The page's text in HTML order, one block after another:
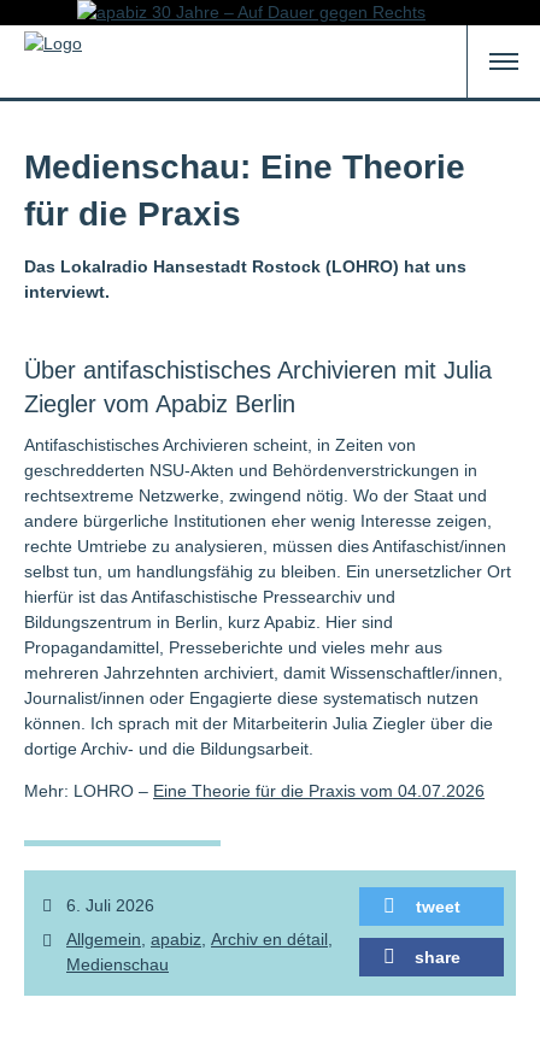
Medienschau: Eine Theorie
für die Praxis
Das Lokalradio Hansestadt Rostock (LOHRO) hat uns
interviewt.
Über antifaschistisches Archivieren mit Julia
Ziegler vom Apabiz Berlin
Antifaschistisches Archivieren scheint, in Zeiten von
geschredderten NSU-Akten und Behördenverstrickungen in
rechtsextreme Netzwerke, zwingend nötig. Wo der Staat und
andere bürgerliche Institutionen eher wenig Interesse zeigen,
rechte Umtriebe zu analysieren, müssen dies Antifaschist/innen
selbst tun, um handlungsfähig zu bleiben. Ein unersetzlicher Ort
hierfür ist das Antifaschistische Pressearchiv und
Bildungszentrum in Berlin, kurz Apabiz. Hier sind
Propagandamittel, Presseberichte und vieles mehr aus
mehreren Jahrzehnten archiviert, damit Wissenschaftler/innen,
Journalist/innen oder Engagierte diese systematisch nutzen
können. Ich sprach mit der Mitarbeiterin Julia Ziegler über die
dortige Archiv- und die Bildungsarbeit.
Mehr: LOHRO – Eine Theorie für die Praxis vom 04.07.2026
tweet
share
6. Juli 2026
Allgemein apabiz Archiv en dé­tail
Medienschau